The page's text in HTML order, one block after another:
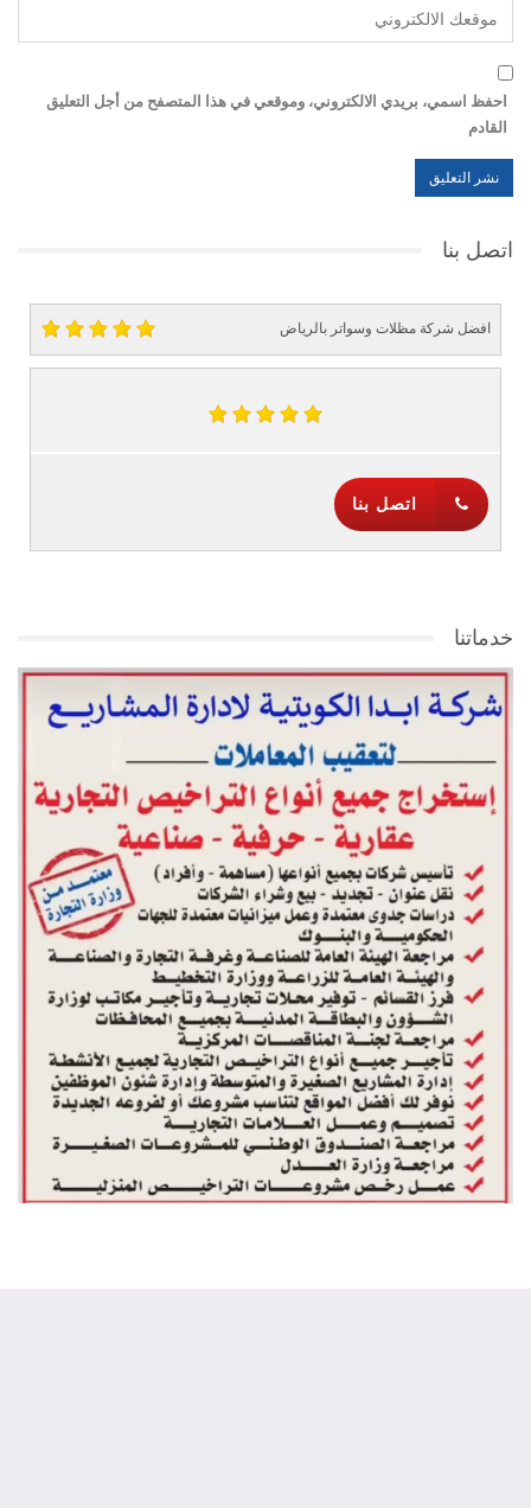
احفظ اسمي، بريدي الالكتروني، وموقعي في هذا المتصفح من أجل التعليق
القادم
اتصل بنا
افضل شركة مظلات وسواتر بالرياض
اتصل بنا
خدماتنا